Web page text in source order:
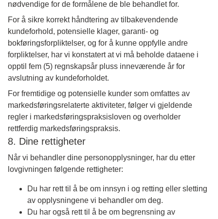
nødvendige for de formålene de ble behandlet for.
For å sikre korrekt håndtering av tilbakevendende
kundeforhold, potensielle klager, garanti- og
bokføringsforpliktelser, og for å kunne oppfylle andre
forpliktelser, har vi konstatert at vi må beholde dataene i
opptil fem (5) regnskapsår pluss inneværende år for
avslutning av kundeforholdet.
For fremtidige og potensielle kunder som omfattes av
markedsføringsrelaterte aktiviteter, følger vi gjeldende
regler i markedsføringspraksisloven og overholder
rettferdig markedsføringspraksis.
8. Dine rettigheter
Når vi behandler dine personopplysninger, har du etter
lovgivningen følgende rettigheter:
Du har rett til å be om innsyn i og retting eller sletting
av opplysningene vi behandler om deg.
Du har også rett til å be om begrensning av